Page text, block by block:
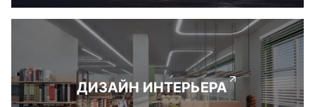
ДИЗАЙН ИНТЕРЬЕРА